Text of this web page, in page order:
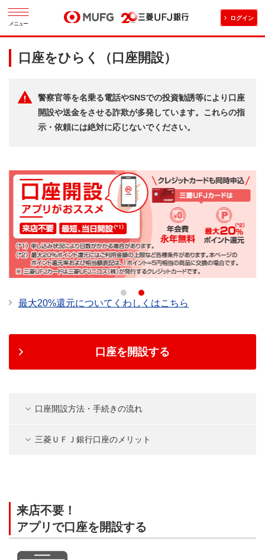
メニュー
ログイン
口座をひらく（口座開設）
警察官等を名乗る電話やSNSでの投資勧誘等により口座
開設や送金をさせる詐欺が多発しています。これらの指
示・依頼には絶対に応じないでください。
最大20%還元についてくわしくはこちら
口座を開設する
口座開設方法・手続きの流れ
三菱ＵＦＪ銀行口座のメリット
来店不要！
アプリで口座を開設する